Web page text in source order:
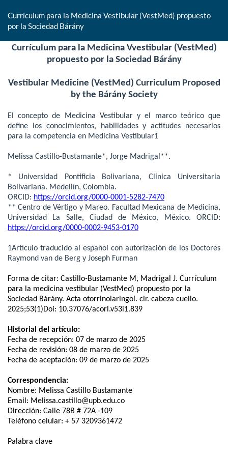
Currículum para la Medicina Vestibular (VestMed) propuesto
por la Sociedad Bárány